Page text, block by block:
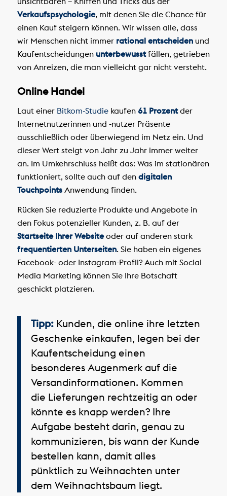
Verkaufspsychologie, mit denen Sie die Chance für
einen Kauf steigern können. Wir wissen alle, dass
wir Menschen nicht immer rational entscheidenund
Kaufentscheidungen unterbewusstfällen, getrieben
von Anreizen, die man vielleicht gar nicht versteht.
Online Handel
Laut einer Bitkom-Studiekaufen 61 Prozentder
Internetnutzerinnen und -nutzer Präsente
ausschließlich oder überwiegend im Netz ein. Und
dieser Wert steigt von Jahr zu Jahr immer weiter
an. Im Umkehrschluss heißt das: Was im stationären
funktioniert, sollte auch auf den digitalen
TouchpointsAnwendung finden.
Rücken Sie reduzierte Produkte und Angebote in
den Fokus potenzieller Kunden, z. B. auf der
Startseite Ihrer Websiteoder auf anderen stark
frequentierten Unterseiten. Sie haben ein eigenes
Facebook- oder Instagram-Profil? Auch mit Social
Media Marketing können Sie Ihre Botschaft
geschickt platzieren.
Tipp:Kunden, die online ihre letzten
Geschenke einkaufen, legen bei der
Kaufentscheidung einen
besonderes Augenmerk auf die
Versandinformationen. Kommen
die Lieferungen rechtzeitig an oder
könnte es knapp werden? Ihre
Aufgabe besteht darin, genau zu
kommunizieren, bis wann der Kunde
bestellen kann, damit alles
pünktlich zu Weihnachten unter
dem Weihnachtsbaum liegt.